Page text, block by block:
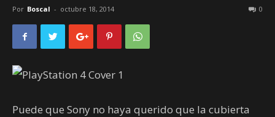
Por Boscal - octubre 18, 2014 0
Puede que Sony no haya querido que la cubierta